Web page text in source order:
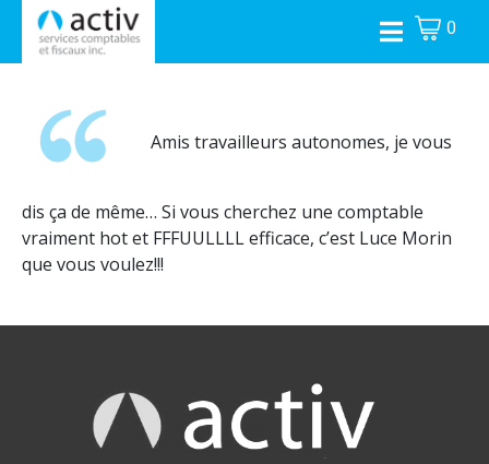
0
Amis travailleurs autonomes, je vous
dis ça de même… Si vous cherchez une comptable
vraiment hot et FFFUULLLL efficace, c’est Luce Morin
que vous voulez!!!